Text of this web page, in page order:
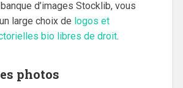
d’images Stocklib, vous
large choix de logos et
bio libres de droit.
photos